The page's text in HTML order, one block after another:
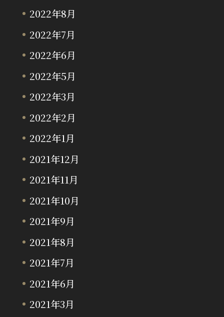
2022年8月
2022年7月
2022年6月
2022年5月
2022年3月
2022年2月
2022年1月
2021年12月
2021年11月
2021年10月
2021年9月
2021年8月
2021年7月
2021年6月
2021年3月